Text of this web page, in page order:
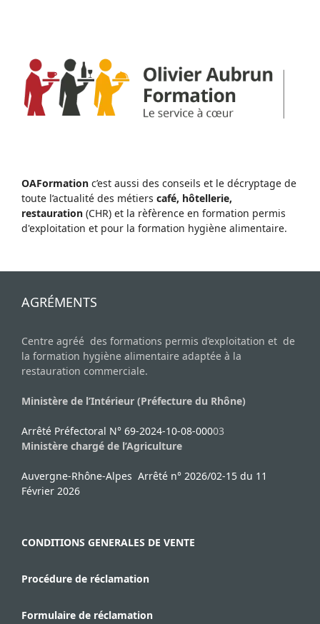
OAFormation c’est aussi des conseils et le décryptage de
toute l’actualité des métiers café, hôtellerie,
restauration (CHR) et la rèfèrence en formation permis
d'exploitation et pour la formation hygiène alimentaire.
AGRÉMENTS
Centre agréé des formations permis d’exploitation et de
la formation hygiène alimentaire adaptée à la
restauration commerciale.
Ministère de l’Intérieur (Préfecture du Rhône)
Arrêté Préfectoral N° 69-2024-10-08-00003
Ministère chargé de l’Agriculture
Auvergne-Rhône-Alpes Arrêté n° 2026/02-15 du 11
Février 2026
CONDITIONS GENERALES DE VENTE
Procédure de réclamation
Formulaire de réclamation